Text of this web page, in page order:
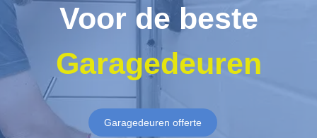
Voor de beste
Garagedeuren
Garagedeuren offerte